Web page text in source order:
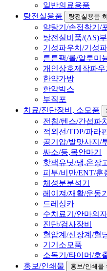
일반의료용품
탕전실용품
탕전실용품
약탕기/손접착기/
탕전실비품/(AS)
기성파우치/기성
튼튼팩/롤/알루미
개인상호제작파우
한약가방
한약박스
부직포
치료/진단장비, 소모품
전침/텐스/간섭파
적외선/TDP/파라
공기압/발맛사지/
싸소/등,목안마기
핫팩유닛/냉,온장
피부/비만/ENT/훈
체성분분석기
레이져/재활/운동기
드레싱카
수치료기/안마의
진단/검사장비
혈압계/신장계/혈
기기소모품
소독기/타이머/호
홍보/인쇄물
홍보/인쇄물